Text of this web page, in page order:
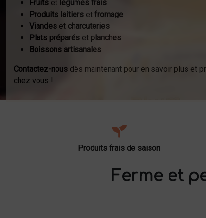
Fruits et légumes frais
Produits laitiers et fromage
Viandes et charcuteries
Plats préparés et planches
Boissons artisanales
Contactez-nous dès maintenant pour en savoir plus et
chez vous !
Produits frais de saison
Ferme et